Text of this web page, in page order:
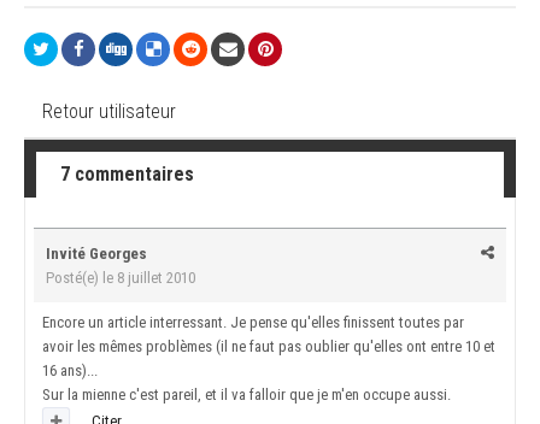
Retour utilisateur
7 commentaires
Invité Georges
Posté(e) le 8 juillet 2010
Encore un article interressant. Je pense qu'elles finissent toutes par
avoir les mêmes problèmes (il ne faut pas oublier qu'elles ont entre 10 et
16 ans)...
Sur la mienne c'est pareil, et il va falloir que je m'en occupe aussi.